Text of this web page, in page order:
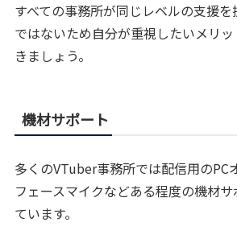
すべての事務所が同じレベルの支援
ではないため自分が重視したいメリ
きましょう。
機材サポート
多くのVTuber事務所では配信用のPC
フェースマイクなどある程度の機材
ています。